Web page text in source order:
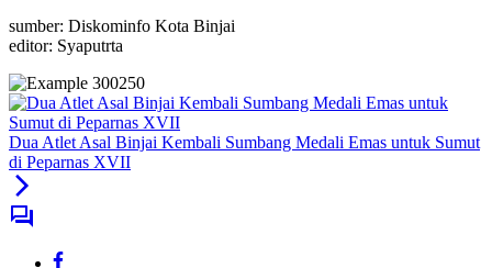
sumber: Diskominfo Kota Binjai
editor: Syaputrta
Dua Atlet Asal Binjai Kembali Sumbang Medali Emas untuk Sumut
di Peparnas XVII